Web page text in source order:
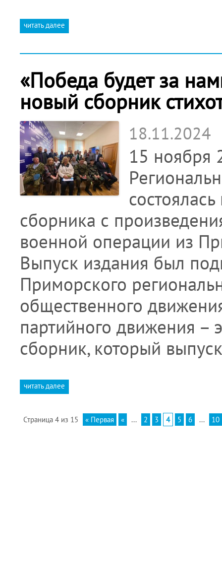
читать далее
«Победа будет за
новый сборник
18.11.2024
15 ноября
сборника с
военной операции из
Выпуск издания был
Приморского
общественного
партийного движения –
сборник, который
читать далее
Страница 4 из 15 « Первая « ... 2 3 4 5 6 ... 10